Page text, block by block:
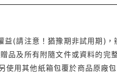
(請注意！猶豫期非試用期)
品及所有附隨文件或資料的完
用其他紙箱包覆於商品原廠